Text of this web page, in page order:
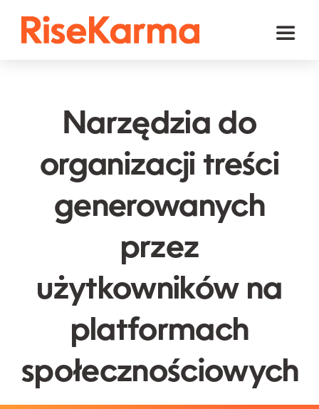
Toggle
TikTok
YouTube
Twitter (𝕏)
Koszyk
Narzędzia do
organizacji treści
generowanych
przez
użytkowników na
platformach
społecznościowych